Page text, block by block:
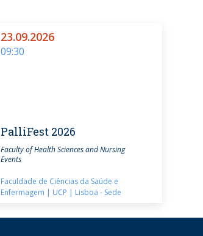
23.09.2026
09:30
PalliFest 2026
Faculty of Health Sciences and Nursing
Events
Faculdade de Ciências da Saúde e
Enfermagem | UCP | Lisboa - Sede